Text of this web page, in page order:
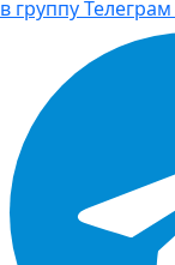
в группу Телеграм